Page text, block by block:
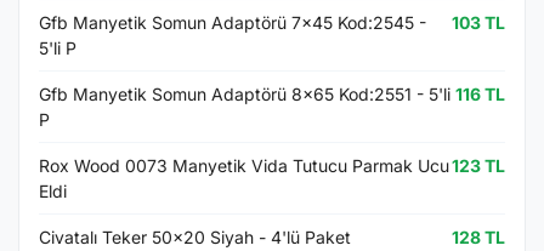
Gfb Manyetik Somun Adaptörü 7x45 Kod:2545 -
5'li P
103 TL
Gfb Manyetik Somun Adaptörü 8x65 Kod:2551 - 5'li
P
116 TL
Rox Wood 0073 Manyetik Vida Tutucu Parmak Ucu
Eldi
123 TL
Civatalı Teker 50x20 Siyah - 4'lü Paket 128 TL